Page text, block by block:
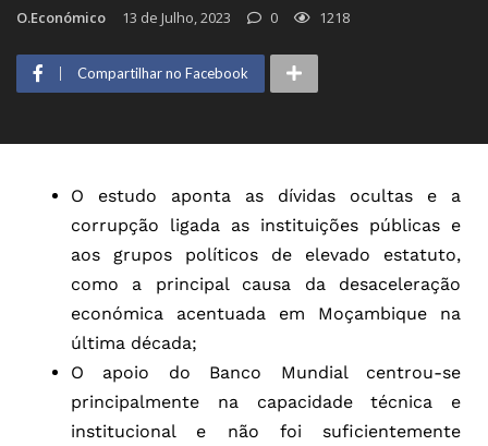
O.Económico 13 de Julho, 2023 0 1218
Compartilhar no Facebook
O estudo aponta as dívidas ocultas e a
corrupção ligada as instituições públicas e
aos grupos políticos de elevado estatuto,
como a principal causa da desaceleração
económica acentuada em Moçambique na
última década;
O apoio do Banco Mundial centrou-se
principalmente na capacidade técnica e
institucional e não foi suficientemente